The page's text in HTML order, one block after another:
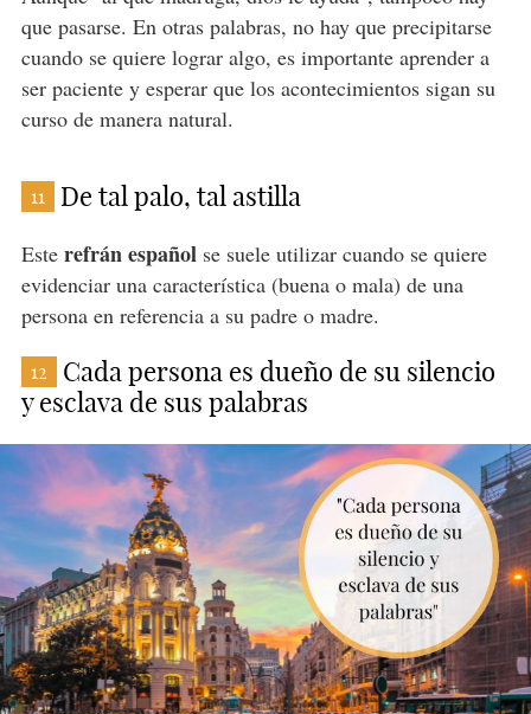
que pasarse. En otras palabras, no hay que precipitarse
cuando se quiere lograr algo, es importante aprender a
ser paciente y esperar que los acontecimientos sigan su
curso de manera natural.
11 De tal palo, tal astilla
Este refrán españolse suele utilizar cuando se quiere
evidenciar una característica (buena o mala) de una
persona en referencia a su padre o madre.
12
Cada persona es dueño de su silencio
y esclava de sus palabras